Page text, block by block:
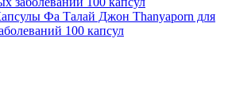
Фа Талай Джон Thanyaporn для
100 капсул